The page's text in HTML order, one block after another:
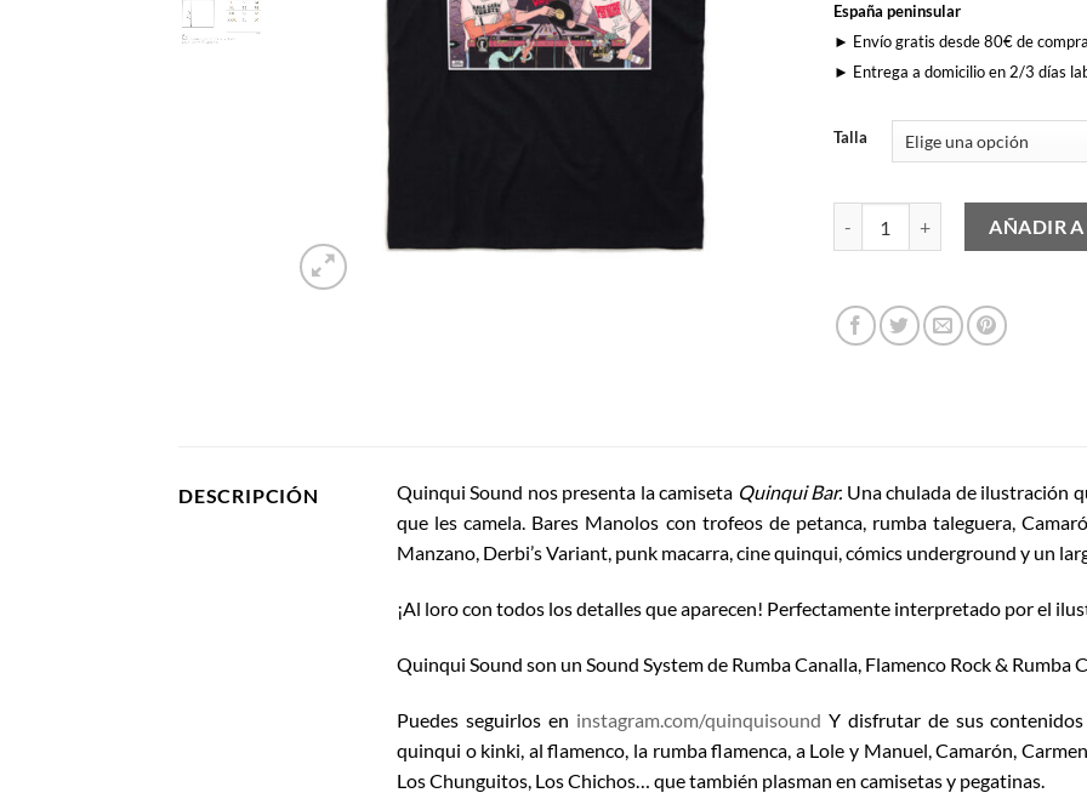
España peninsular
► Envío gratis desde 80€ de
► Entrega a domicilio en 2/3 días
Talla
AÑADIR A
DESCRIPCIÓN Quinqui Sound nos presenta la camiseta Quinqui Bar. Una chulada de ilustración
que les camela. Bares Manolos con trofeos de petanca, rumba taleguera,
Manzano, Derbi’s Variant, punk macarra, cine quinqui, cómics underground y un
¡Al loro con todos los detalles que aparecen! Perfectamente interpretado por el
Quinqui Sound son un Sound System de Rumba Canalla, Flamenco Rock & Rumba
Puedes seguirlos en instagram.com/quinquisound Y disfrutar de sus
quinqui o kinki, al flamenco, la rumba flamenca, a Lole y Manuel, Camarón,
Los Chunguitos, Los Chichos… que también plasman en camisetas y pegatinas.